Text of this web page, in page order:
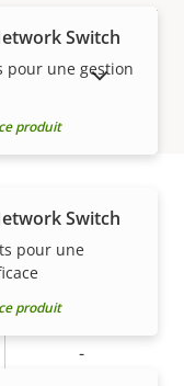
–
–
-
Switch
pour une gestion
produit
Switch
pour une
produit